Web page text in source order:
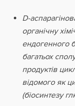
D-
органічну
ендогенного
багатьох
продуктів
відомого як
(біосинтезу